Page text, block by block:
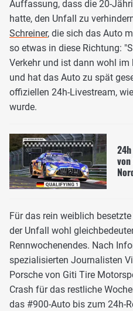
Auffassung, dass die 20-
hatte, den Unfall zu
Schreiner, die sich das Auto
so etwas in diese Richtung:
Verkehr und ist dann wohl
und hat das Auto zu spät
offiziellen 24h-Livestream,
wurde.
Für das rein weiblich
der Unfall wohl
Rennwochenendes. Nach
spezialisierten Journalisten
Porsche von Giti Tire
Crash für das restliche
das #900-Auto bis zum 24h-